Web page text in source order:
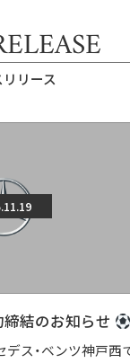
リース
結のお知らせ
デス・ベンツ神戸西